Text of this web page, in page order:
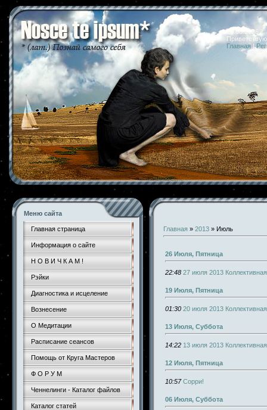
10.08.2026
Главная |
Меню сайта
Главная страница
Информация о сайте
Н О В И Ч К А М !
Рэйки
Диагностика и исцеление
Вознесение
О Медитации
Расписание сеансов
Помощь от Круга Мастеров
Ф О Р У М
Ченнелинги - Каталог файлов
Каталог статей
Главная » 2013 » Июль
26 Июля, Пятница
22:48 27 июля 2013
19 Июля, Пятница
01:30 20 июля 2013
13 Июля, Суббота
14:22 13 июля 2013
12 Июля, Пятница
10:57 Сорри!
06 Июля, Суббота